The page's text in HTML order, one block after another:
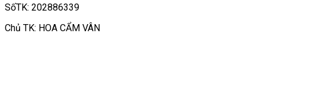
SốTK: 202886339
Chủ TK: HOA CẨM VÂN